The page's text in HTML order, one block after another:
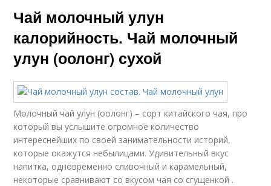
Чай молочный улун
калорийность. Чай молочный
улун (оолонг) сухой
Молочный чай улун (оолонг) – сорт китайского чая, про
который вы услышите огромное количество
интереснейших по своей занимательности историй,
которые окажутся небылицами. Удивительный вкус
напитка, одновременно сливочный и карамельный,
некоторые сравнивают со вкусом чая со сгущенкой .